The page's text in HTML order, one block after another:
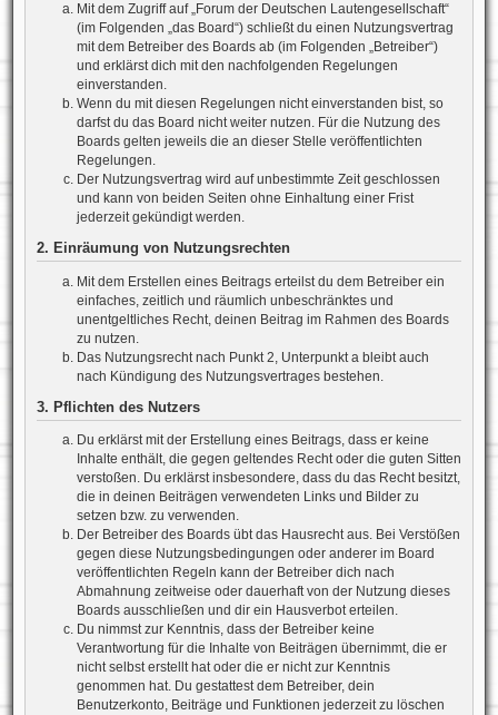
Mit dem Zugriff auf „Forum der Deutschen Lautengesellschaft“
(im Folgenden „das Board“) schließt du einen Nutzungsvertrag
mit dem Betreiber des Boards ab (im Folgenden „Betreiber“)
und erklärst dich mit den nachfolgenden Regelungen
einverstanden.
Wenn du mit diesen Regelungen nicht einverstanden bist, so
darfst du das Board nicht weiter nutzen. Für die Nutzung des
Boards gelten jeweils die an dieser Stelle veröffentlichten
Regelungen.
Der Nutzungsvertrag wird auf unbestimmte Zeit geschlossen
und kann von beiden Seiten ohne Einhaltung einer Frist
jederzeit gekündigt werden.
2. Einräumung von Nutzungsrechten
Mit dem Erstellen eines Beitrags erteilst du dem Betreiber ein
einfaches, zeitlich und räumlich unbeschränktes und
unentgeltliches Recht, deinen Beitrag im Rahmen des Boards
zu nutzen.
Das Nutzungsrecht nach Punkt 2, Unterpunkt a bleibt auch
nach Kündigung des Nutzungsvertrages bestehen.
3. Pflichten des Nutzers
Du erklärst mit der Erstellung eines Beitrags, dass er keine
Inhalte enthält, die gegen geltendes Recht oder die guten Sitten
verstoßen. Du erklärst insbesondere, dass du das Recht besitzt,
die in deinen Beiträgen verwendeten Links und Bilder zu
setzen bzw. zu verwenden.
Der Betreiber des Boards übt das Hausrecht aus. Bei Verstößen
gegen diese Nutzungsbedingungen oder anderer im Board
veröffentlichten Regeln kann der Betreiber dich nach
Abmahnung zeitweise oder dauerhaft von der Nutzung dieses
Boards ausschließen und dir ein Hausverbot erteilen.
Du nimmst zur Kenntnis, dass der Betreiber keine
Verantwortung für die Inhalte von Beiträgen übernimmt, die er
nicht selbst erstellt hat oder die er nicht zur Kenntnis
genommen hat. Du gestattest dem Betreiber, dein
Benutzerkonto, Beiträge und Funktionen jederzeit zu löschen